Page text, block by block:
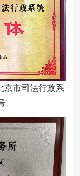
京市司法行政系
!